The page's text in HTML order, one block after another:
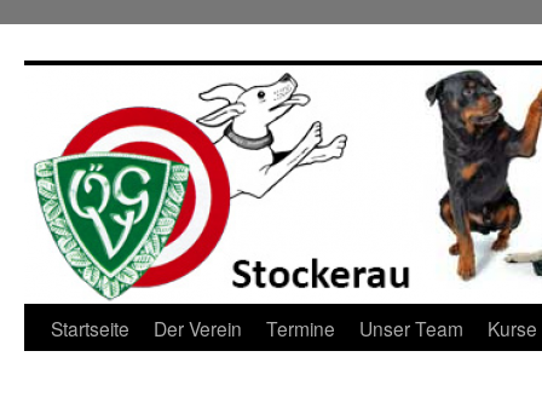
Startseite Der Verein Termine Unser Team Kurse